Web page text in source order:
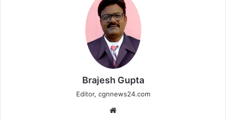
Brajesh Gupta
Editor, cgnnews24.com